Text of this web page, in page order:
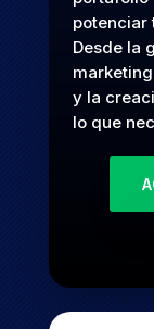
potenciar
Desde la
y la
lo que